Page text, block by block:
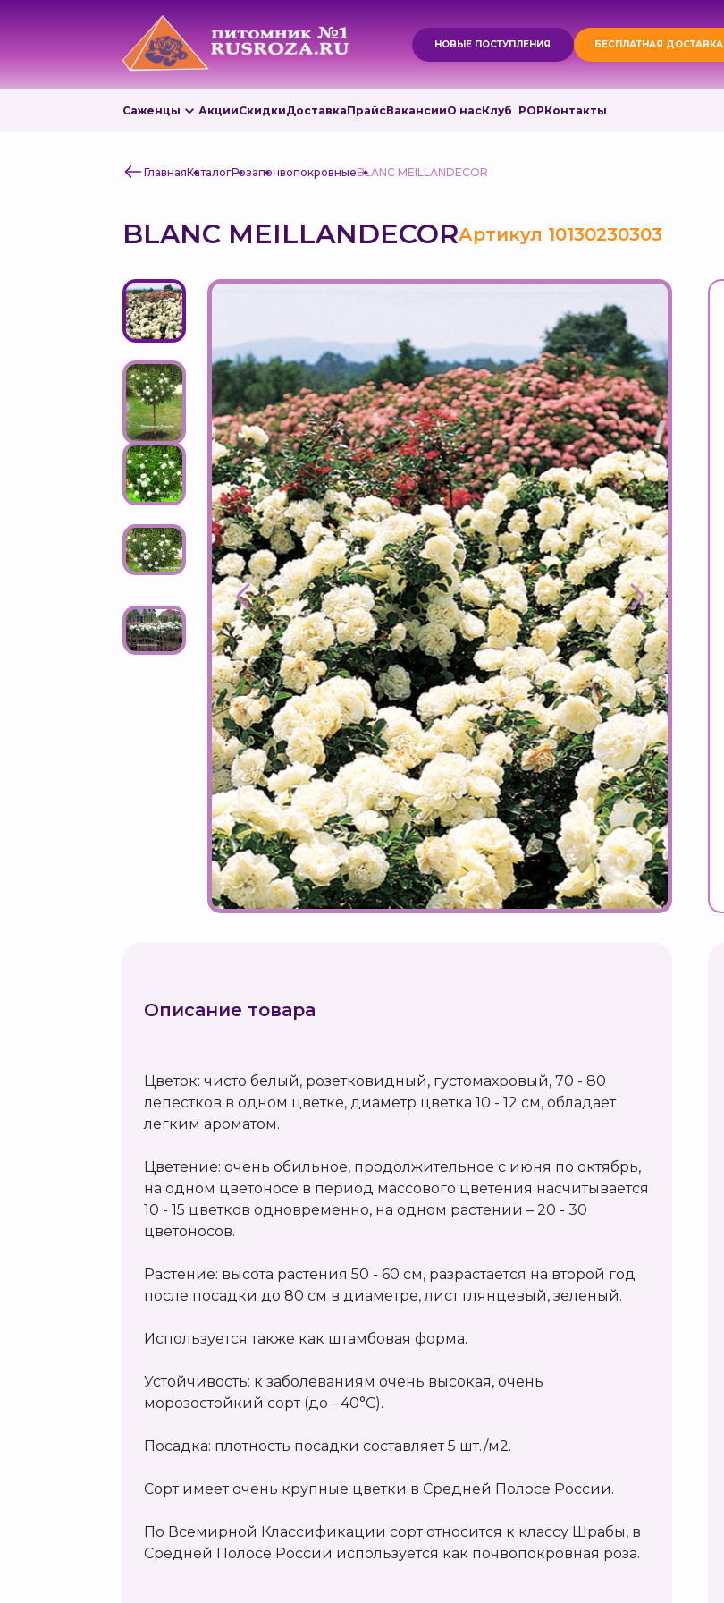
НОВЫЕ ПОСТУПЛЕНИЯ БЕСПЛАТНАЯ ДОСТАВКА
Саженцы АкцииСкидкиДоставкаПрайсВакансииО насКлуб РОРКонтакты
ГлавнаяКаталогРозапочвопокровныеBLANC MEILLANDECOR
BLANC MEILLANDECORАртикул 10130230303
Описание товара
Цветок: чисто белый, розетковидный, густомахровый, 70 - 80
лепестков в одном цветке, диаметр цветка 10 - 12 см, обладает
легким ароматом.
Цветение: очень обильное, продолжительное с июня по октябрь,
на одном цветоносе в период массового цветения насчитывается
10 - 15 цветков одновременно, на одном растении – 20 - 30
цветоносов.
Растение: высота растения 50 - 60 см, разрастается на второй год
после посадки до 80 см в диаметре, лист глянцевый, зеленый.
Используется также как штамбовая форма.
Устойчивость: к заболеваниям очень высокая, очень
морозостойкий сорт (до - 40°С).
Посадка: плотность посадки составляет 5 шт./м2.
Сорт имеет очень крупные цветки в Средней Полосе России.
По Всемирной Классификации сорт относится к классу Шрабы, в
Средней Полосе России используется как почвопокровная роза.